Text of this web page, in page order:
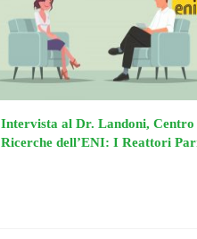
Intervista al Dr. Landoni, Centro
Ricerche dell’ENI: I Reattori